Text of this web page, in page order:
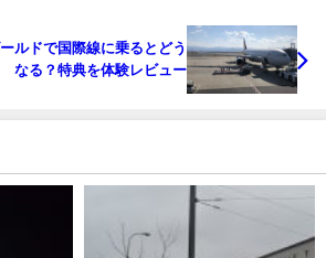
ルドで国際線に乗るとどう
なる？特典を体験レビュー